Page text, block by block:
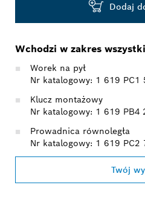
Dodaj
Wchodzi w zakres
Worek na pył
Nr katalogowy: 1 619 PC1
Klucz montażowy
Nr katalogowy: 1 619 PB4
Prowadnica równoległa
Nr katalogowy: 1 619 PC2
Twój